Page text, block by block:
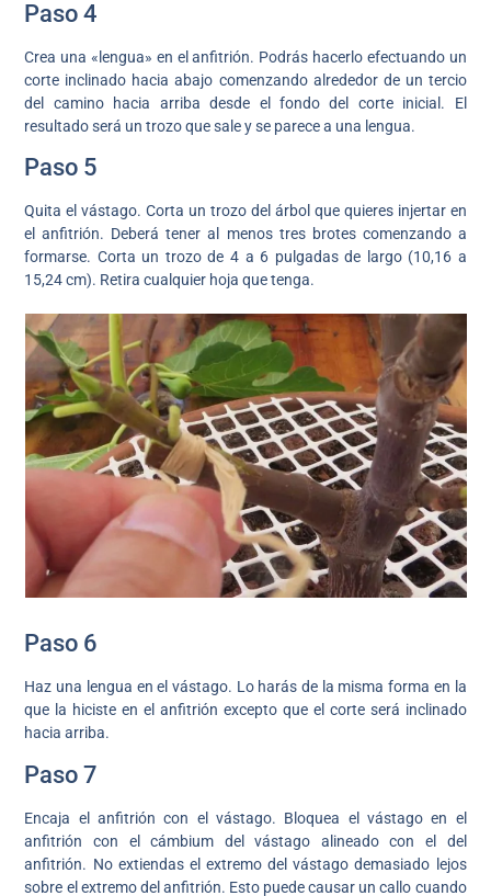
Paso 4
Crea una «lengua» en el anfitrión. Podrás hacerlo efectuando un
corte inclinado hacia abajo comenzando alrededor de un tercio
del camino hacia arriba desde el fondo del corte inicial. El
resultado será un trozo que sale y se parece a una lengua.
Paso 5
Quita el vástago. Corta un trozo del árbol que quieres injertar en
el anfitrión. Deberá tener al menos tres brotes comenzando a
formarse. Corta un trozo de 4 a 6 pulgadas de largo (10,16 a
15,24 cm). Retira cualquier hoja que tenga.
Paso 6
Haz una lengua en el vástago. Lo harás de la misma forma en la
que la hiciste en el anfitrión excepto que el corte será inclinado
hacia arriba.
Paso 7
Encaja el anfitrión con el vástago. Bloquea el vástago en el
anfitrión con el cámbium del vástago alineado con el del
anfitrión. No extiendas el extremo del vástago demasiado lejos
sobre el extremo del anfitrión. Esto puede causar un callo cuando